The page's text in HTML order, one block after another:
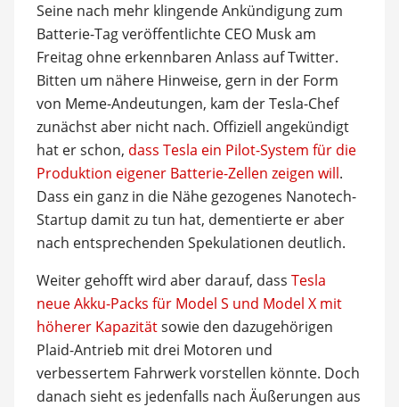
Seine nach mehr klingende Ankündigung zum
Batterie-Tag veröffentlichte CEO Musk am
Freitag ohne erkennbaren Anlass auf Twitter.
Bitten um nähere Hinweise, gern in der Form
von Meme-Andeutungen, kam der Tesla-Chef
zunächst aber nicht nach. Offiziell angekündigt
hat er schon, dass Tesla ein Pilot-System für die
Produktion eigener Batterie-Zellen zeigen will.
Dass ein ganz in die Nähe gezogenes Nanotech-
Startup damit zu tun hat, dementierte er aber
nach entsprechenden Spekulationen deutlich.
Weiter gehofft wird aber darauf, dass Tesla
neue Akku-Packs für Model S und Model X mit
höherer Kapazitätsowie den dazugehörigen
Plaid-Antrieb mit drei Motoren und
verbessertem Fahrwerk vorstellen könnte. Doch
danach sieht es jedenfalls nach Äußerungen aus